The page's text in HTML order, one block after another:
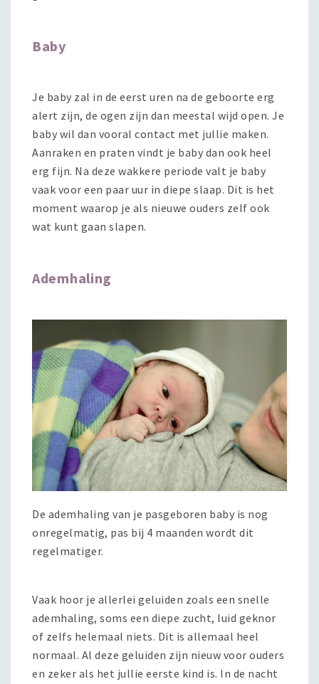
Baby
Je baby zal in de eerst uren na de geboorte erg
alert zijn, de ogen zijn dan meestal wijd open. Je
baby wil dan vooral contact met jullie maken.
Aanraken en praten vindt je baby dan ook heel
erg fijn. Na deze wakkere periode valt je baby
vaak voor een paar uur in diepe slaap. Dit is het
moment waarop je als nieuwe ouders zelf ook
wat kunt gaan slapen.
Ademhaling
De ademhaling van je pasgeboren baby is nog
onregelmatig, pas bij 4 maanden wordt dit
regelmatiger.
Vaak hoor je allerlei geluiden zoals een snelle
ademhaling, soms een diepe zucht, luid geknor
of zelfs helemaal niets. Dit is allemaal heel
normaal. Al deze geluiden zijn nieuw voor ouders
en zeker als het jullie eerste kind is. In de nacht